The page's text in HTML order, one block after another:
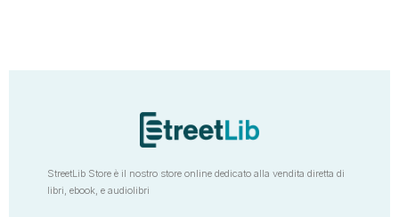
StreetLib Store è il nostro store online dedicato alla vendita diretta di
libri, ebook, e audiolibri